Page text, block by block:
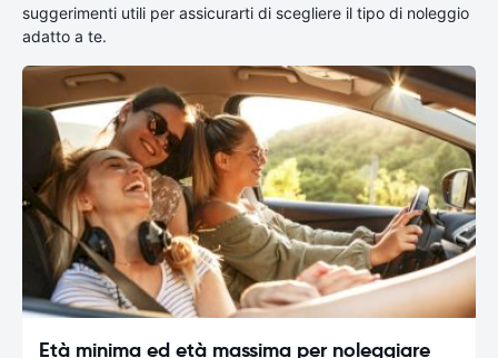
suggerimenti utili per assicurarti di scegliere il tipo di noleggio
adatto a te.
Età minima ed età massima per noleggiare